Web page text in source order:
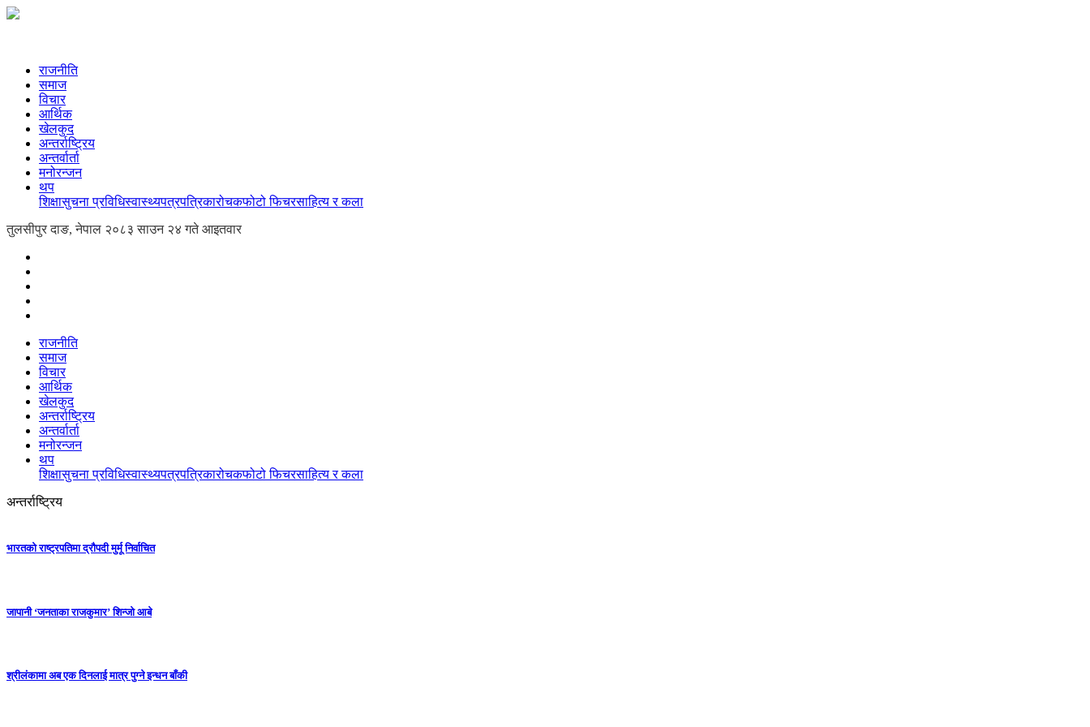
राजनीति
समाज
विचार
आर्थिक
खेलकुद
अन्तर्राष्ट्रिय
अन्तर्वार्ता
मनोरन्जन
थप
शिक्षासुचना प्रविधिस्वास्थ्यपत्रपत्रिकारोचकफोटो फिचरसाहित्य र कला
तुलसीपुर दाङ, नेपाल २०८३ साउन २४ गते आइतवार
राजनीति
समाज
विचार
आर्थिक
खेलकुद
अन्तर्राष्ट्रिय
अन्तर्वार्ता
मनोरन्जन
थप
शिक्षासुचना प्रविधिस्वास्थ्यपत्रपत्रिकारोचकफोटो फिचरसाहित्य र कला
अन्तर्राष्ट्रिय
भारतको राष्ट्रपतिमा द्रौपदी मुर्मू निर्वाचित
जापानी ‘जनताका राजकुमार’ शिन्जो आबे
श्रीलंकामा अब एक दिनलाई मात्र पुग्ने इन्धन बाँकी